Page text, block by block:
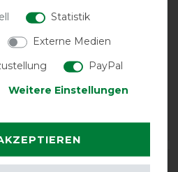
HorSeven Horseware
True Navy
vorher 85,00 €
-20%
Statistik
Externe Medien
PayPal
Weitere Einstellungen